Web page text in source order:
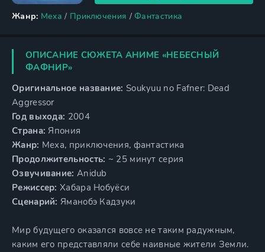
Жанр: Меха / Приключения / Фантастика
ОПИСАНИЕ СЮЖЕТА АНИМЕ «НЕБЕСНЫЙ
ФАФНИР»
Оригинальное название: Soukyuu no Fafner: Dead
Aggressor
Год выхода: 2004
Страна: Япония
Жанр: Меха, приключения, фантастика
Продолжительность: ~ 25 минут серия
Озвучивание: Anidub
Режиссер: Хабара Нобуёси
Сценарий: Яманобэ Кадзуки
Мир будущего оказался вовсе не таким радужным,
каким его представляли себе наивные жители Земли.